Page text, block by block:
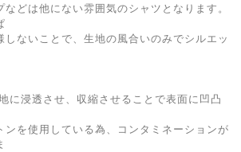
どは他にない雰囲気のシャツとなります。
しないことで、生地の風合いのみでシルエッ
に浸透させ、収縮させることで表面に凹凸
を使用している為、コンタミネーションが